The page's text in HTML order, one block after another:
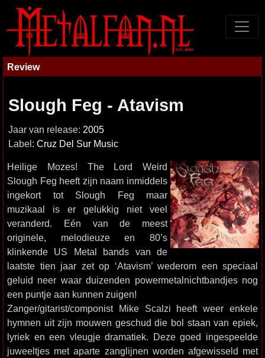
Review
Slough Feg - Atavism
Jaar van release: 2005
Label: Cruz Del Sur Music
Heilige Mozes! The Lord Weird
Slough Feg heeft zijn naam inmiddels
ingekort tot Slough Feg maar
muzikaal is er gelukkig niet veel
veranderd. Eén van de meest
originele, melodieuze en 80’s
klinkende US Metal bands van de
laatste tien jaar zet op ‘Atavism’ wederom een speciaal
geluid neer waar duizenden powermetalnichtbandjes nog
een puntje aan kunnen zuigen!
Zanger/gitarist/componist Mike Scalzi heeft weer enkele
hymnen uit zijn mouwen geschud die bol staan van epiek,
lyriek en een vleugje dramatiek. Deze goed ingespeelde
juweeltjes met aparte zanglijnen worden afgewisseld met